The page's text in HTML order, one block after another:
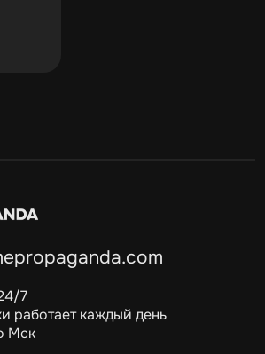
7
работает каждый день
Мск